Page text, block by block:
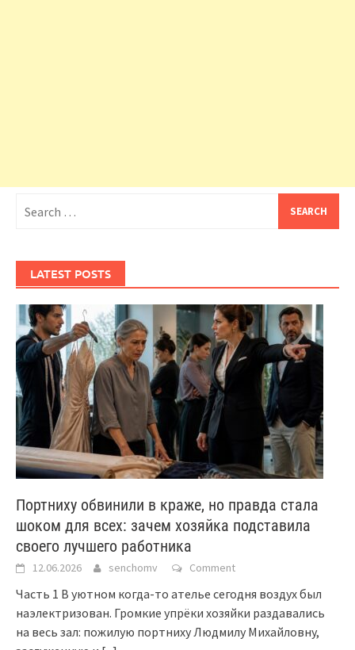
for:
LATEST POSTS
Портниху обвинили в краже, но правда стала
шоком для всех: зачем хозяйка подставила
своего лучшего работника
12.06.2026 senchomv Comment
Часть 1 В уютном когда-то ателье сегодня воздух был
наэлектризован. Громкие упрёки хозяйки раздавались
на весь зал: пожилую портниху Людмилу Михайловну,